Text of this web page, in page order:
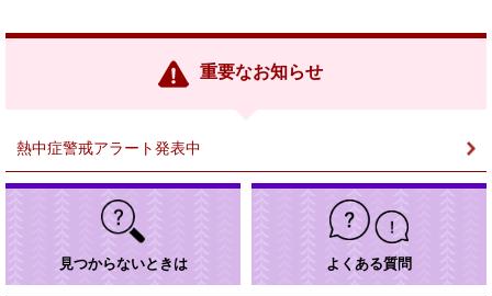
リ
重要なお知らせ
熱中症警戒アラート発表中
見つからないときは よくある質問